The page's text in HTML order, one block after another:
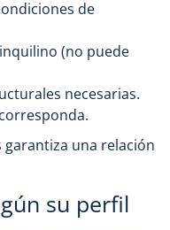
de
(no puede
necesarias.
una relación
su perfil